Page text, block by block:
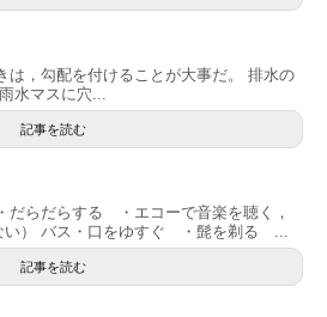
は，勾配を付けることが大事だ。 排水の
水マスに穴...
記事を読む
らだらする ・エコーで音楽を聴く，
い） バス・口をゆすぐ ・髭を剃る ...
記事を読む